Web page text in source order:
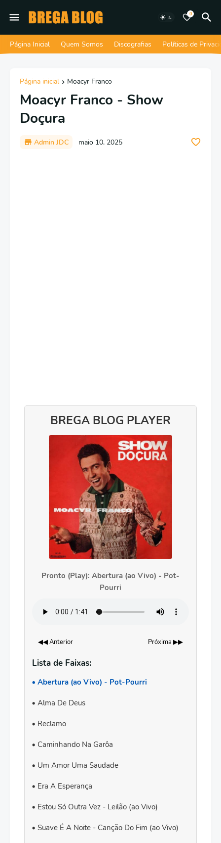
0
Página Inicial Quem Somos Discografias Políticas de
Página inicial Moacyr Franco
Moacyr Franco - Show
Doçura
Admin JDC maio 10, 2025
BREGA BLOG PLAYER
Pronto (Play): Abertura (ao Vivo) - Pot-
Pourri
◀◀ Anterior Próxima ▶▶
Lista de Faixas:
Abertura (ao Vivo) - Pot-Pourri
Alma De Deus
Reclamo
Caminhando Na Garôa
Um Amor Uma Saudade
Era A Esperança
Estou Só Outra Vez - Leilão (ao Vivo)
Suave É A Noite - Canção Do Fim (ao Vivo)